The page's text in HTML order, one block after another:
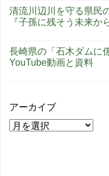
清流川辺川を守る県民
『子孫に残そう未来
長崎県の「石木ダムに
YouTube動画と資料
アーカイブ